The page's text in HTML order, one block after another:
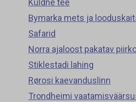
Kuldne tee
Bymarka mets ja
Safarid
Norra ajaloost pakatav
Stiklestadi lahing
Rørosi kaevanduslinn
Trondheimi